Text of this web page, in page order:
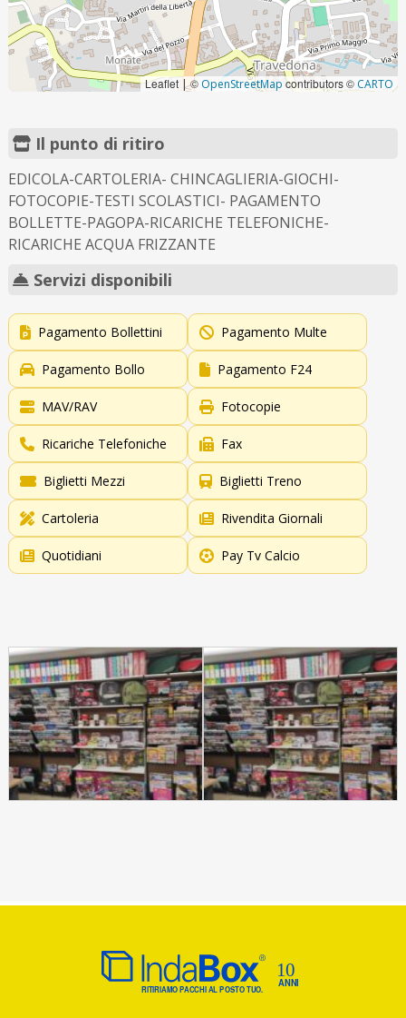
Leaflet |© OpenStreetMap contributors © CARTO
Il punto di ritiro
EDICOLA-CARTOLERIA- CHINCAGLIERIA-GIOCHI-
FOTOCOPIE-TESTI SCOLASTICI- PAGAMENTO
BOLLETTE-PAGOPA-RICARICHE TELEFONICHE-
RICARICHE ACQUA FRIZZANTE
Servizi disponibili
Pagamento Bollettini Pagamento Multe
Pagamento Bollo Pagamento F24
MAV/RAV Fotocopie
Ricariche Telefoniche Fax
Biglietti Mezzi Biglietti Treno
Cartoleria Rivendita Giornali
Quotidiani Pay Tv Calcio